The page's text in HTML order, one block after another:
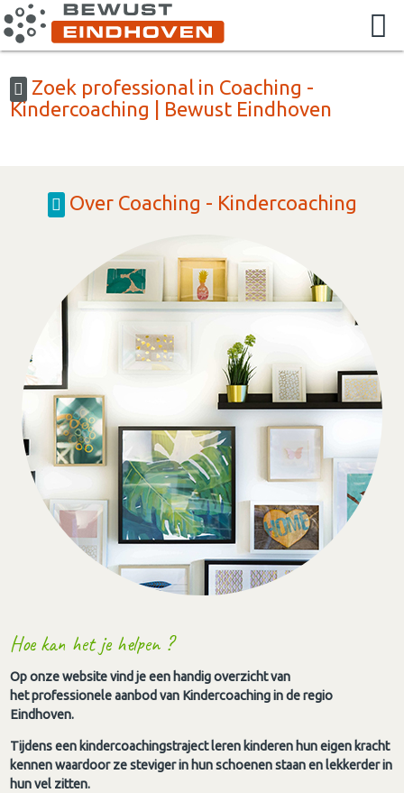
Zoek professional in Coaching -
Kindercoaching | Bewust Eindhoven
Over Coaching - Kindercoaching
Hoe kan het je helpen ?
Op onze website vind je een handig overzicht van
het professionele aanbod van Kindercoaching in de regio
Eindhoven.
Tijdens een kindercoachingstraject leren kinderen hun eigen kracht
kennen waardoor ze steviger in hun schoenen staan en lekkerder in
hun vel zitten.